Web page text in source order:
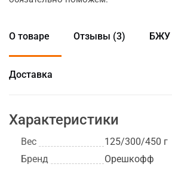
О товаре Отзывы (3) БЖУ
Доставка
Характеристики
Вес
125/300/450 г
Бренд
Орешкофф